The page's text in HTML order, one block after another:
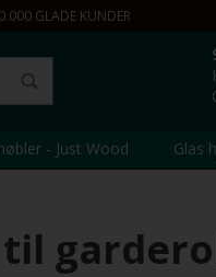
GLADE KUNDER
- Just Wood Glas